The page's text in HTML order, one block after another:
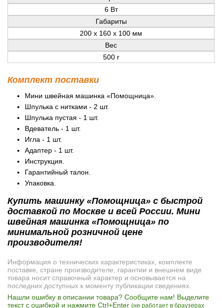
6 Вт
Габариты
200 х 160 х 100 мм
Вес
500 г
Комплект поставки
Мини швейная машинка «Помощница».
Шпулька с нитками - 2 шт.
Шпулька пустая - 1 шт.
Вдеватель - 1 шт.
Игла - 1 шт.
Адаптер - 1 шт.
Инструкция.
Гарантийный талон.
Упаковка.
Купить машинку «Помощница» с быстрой
доставкой по Москве и всей России. Мини
швейная машинка «Помощница» по
минимальной розничной цене
производителя!
Информация о технических характеристиках, комплекте
поставке, стране производителе, гарантии и внешнем виде
товара носит справочный характер и основывается на
последних доступных к моменту публикации сведениях.
Нашли ошибку в описании товара? Сообщите нам! Выделите
текст с ошибкой и нажмите Ctrl+Enter (не работает в браузерах